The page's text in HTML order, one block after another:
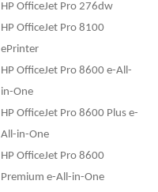
HP OfficeJet Pro 276dw
HP OfficeJet Pro 8100
ePrinter
HP OfficeJet Pro 8600 e-All-
in-One
HP OfficeJet Pro 8600 Plus e-
All-in-One
HP OfficeJet Pro 8600
Premium e-All-in-One